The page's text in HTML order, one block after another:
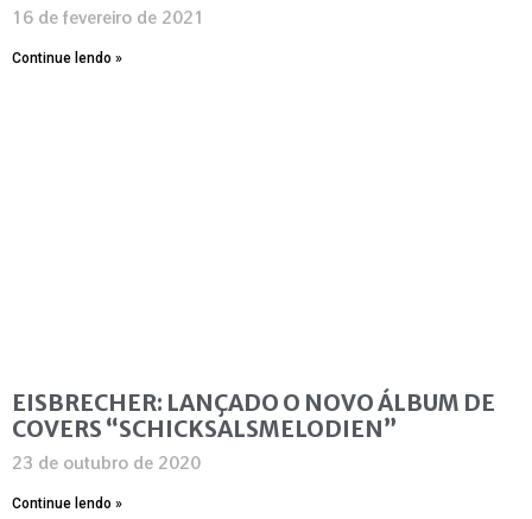
16 de fevereiro de 2021
Continue lendo »
EISBRECHER: LANÇADO O NOVO ÁLBUM DE
COVERS “SCHICKSALSMELODIEN”
23 de outubro de 2020
Continue lendo »